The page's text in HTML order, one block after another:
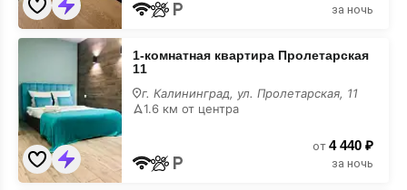
за ночь
1-
Пролетарская
11
в
июне
1-комнатная квартира Пролетарская
11
г. Калининград, ул. Пролетарская, 11
1.6 км от центра
от 4 440 ₽
за ночь